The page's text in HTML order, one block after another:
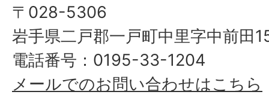
〒028-5306
岩手県二戸郡一戸町中里字中前田
電話番号：0195-33-1204
メールでのお問い合わせはこちら